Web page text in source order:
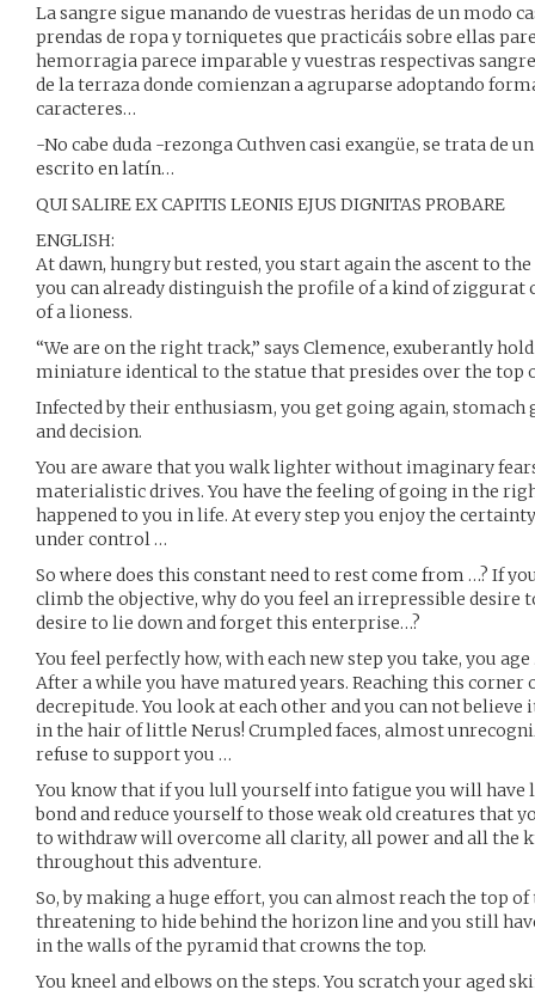
La sangre sigue manando de vuestras heridas de un modo
prendas de ropa y torniquetes que practicáis sobre ellas
hemorragia parece imparable y vuestras respectivas
de la terraza donde comienzan a agruparse adoptando
caracteres…
-No cabe duda -rezonga Cuthven casi exangüe, se trata de
escrito en latín…
QUI SALIRE EX CAPITIS LEONIS EJUS DIGNITAS PROBARE
ENGLISH:
At dawn, hungry but rested, you start again the ascent to
you can already distinguish the profile of a kind of ziggurat
of a lioness.
“We are on the right track,” says Clemence, exuberantly
miniature identical to the statue that presides over the top
Infected by their enthusiasm, you get going again,
and decision.
You are aware that you walk lighter without imaginary
materialistic drives. You have the feeling of going in the
happened to you in life. At every step you enjoy the
under control …
So where does this constant need to rest come from …? If
climb the objective, why do you feel an irrepressible
desire to lie down and forget this enterprise…?
You feel perfectly how, with each new step you take, you
After a while you have matured years. Reaching this corner
decrepitude. You look at each other and you can not
in the hair of little Nerus! Crumpled faces, almost
refuse to support you …
You know that if you lull yourself into fatigue you will have
bond and reduce yourself to those weak old creatures that
to withdraw will overcome all clarity, all power and all the
throughout this adventure.
So, by making a huge effort, you can almost reach the top
threatening to hide behind the horizon line and you still
in the walls of the pyramid that crowns the top.
You kneel and elbows on the steps. You scratch your aged